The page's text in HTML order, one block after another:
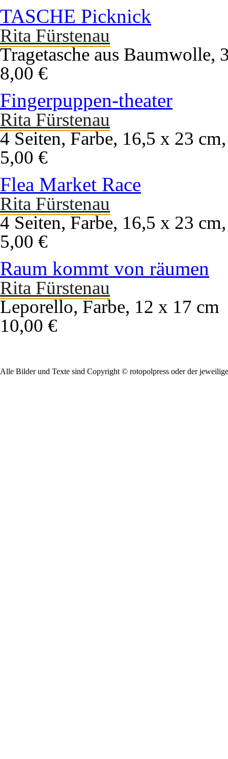
TASCHE Picknick
Rita Fürstenau
Tragetasche aus Baumwolle,
8,00 €
Fingerpuppen-theater
Rita Fürstenau
4 Seiten, Farbe, 16,5 x 23
5,00 €
Flea Market Race
Rita Fürstenau
4 Seiten, Farbe, 16,5 x 23
5,00 €
Raum kommt von räumen
Rita Fürstenau
Leporello, Farbe, 12 x 17 cm
10,00 €
Alle Bilder und Texte sind Copyright © rotopolpress oder der